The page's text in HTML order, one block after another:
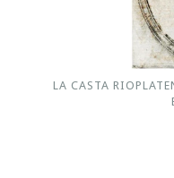
LA CASTA